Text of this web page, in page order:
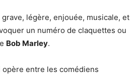
légère, enjouée, musicale, et
un numéro de claquettes ou
Bob Marley.
opère entre les comédiens